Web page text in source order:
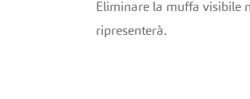
Eliminare la muffa visibile
ripresenterà.